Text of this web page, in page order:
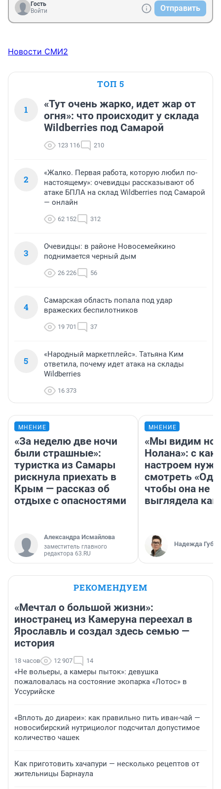
Гость
Войти
Отправить
Новости СМИ2
ТОП 5
1
«Тут очень жарко, идет жар от
огня»: что происходит у склада
Wildberries под Самарой
123 116 210
2
«Жалко. Первая работа, которую любил по-
настоящему»: очевидцы рассказывают об
атаке БПЛА на склад Wildberries под Самарой
— онлайн
62 152 312
3
Очевидцы: в районе Новосемейкино
поднимается черный дым
26 226 56
4
Самарская область попала под удар
вражеских беспилотников
19 701 37
5
«Народный маркетплейс». Татьяна Ким
ответила, почему идет атака на склады
Wildberries
16 373
МНЕНИЕ
«За неделю две ночи
были страшные»:
туристка из Самары
рискнула приехать в
Крым — рассказ об
отдыхе с опасностями
Александра Исмайлова
заместитель главного
редактора 63.RU
МНЕНИЕ
«Мы видим
Нолана»: с
настроем
смотреть
чтобы она не
выглядела как
Надежда
РЕКОМЕНДУЕМ
«Мечтал о большой жизни»:
иностранец из Камеруна переехал в
Ярославль и создал здесь семью —
история
18 часов 12 907 14
«Не вольеры, а камеры пыток»: девушка
пожаловалась на состояние экопарка «Лотос» в
Уссурийске
«Вплоть до диареи»: как правильно пить иван-чай —
новосибирский нутрициолог подсчитал допустимое
количество чашек
Как приготовить хачапури — несколько рецептов от
жительницы Барнаула